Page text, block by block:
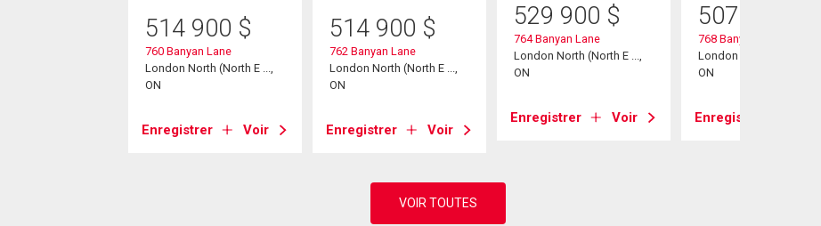
514 900 $
760 Banyan Lane
London North (North E ...,
ON
Enregistrer Voir
514 900 $
762 Banyan Lane
London North (North E ...,
ON
Enregistrer Voir
529 900 $
764 Banyan Lane
London North (North E ...,
ON
Enregistrer Voir
507 876
768 Banyan Lane
London North (North E ...,
ON
Enregistrer